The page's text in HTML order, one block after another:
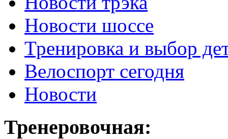
Новости шоссе
Тренировка и выбор
Велоспорт сегодня
Новости
Тренеровочная: